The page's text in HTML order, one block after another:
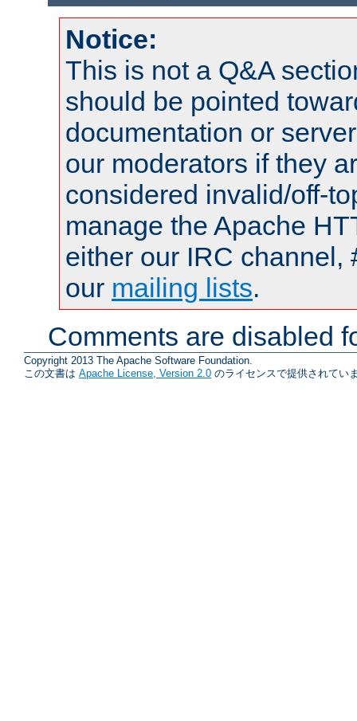
Notice:
This is not a Q&A
should be pointed
documentation or
our moderators if they
considered invalid/off-
manage the Apache
either our IRC channel,
our mailing lists.
Comments are disabled
Copyright 2013 The Apache Software Foundation.
この文書は Apache License, Version 2.0 のライセンスで提供されてい